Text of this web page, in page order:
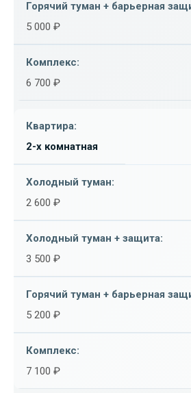
5 000 ₽
6 700 ₽
2-х комнатная
2 600 ₽
3 500 ₽
5 200 ₽
7 100 ₽